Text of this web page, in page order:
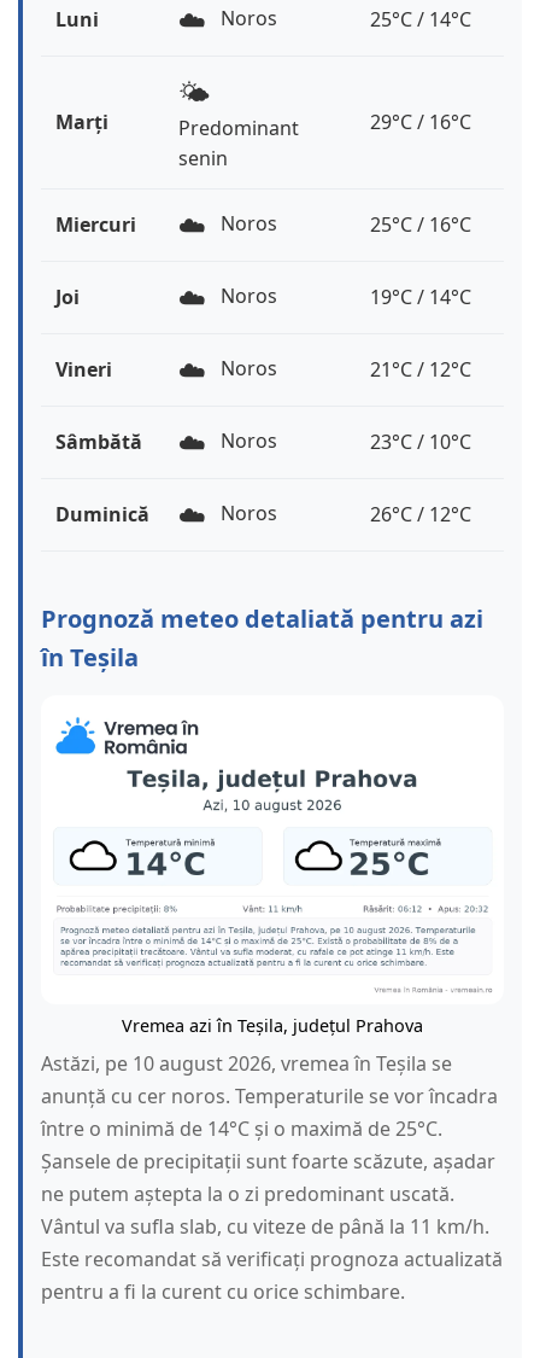
Luni ☁️ Noros 25°C / 14°C
Marți
🌤️
Predominant
senin
29°C / 16°C
Miercuri ☁️ Noros 25°C / 16°C
Joi ☁️ Noros 19°C / 14°C
Vineri ☁️ Noros 21°C / 12°C
Sâmbătă ☁️ Noros 23°C / 10°C
Duminică ☁️ Noros 26°C / 12°C
Prognoză meteo detaliată pentru azi
în Teșila
Vremea azi în Teșila, județul Prahova
Astăzi, pe 10 august 2026, vremea în Teșila se
anunță cu cer noros. Temperaturile se vor încadra
între o minimă de 14°C și o maximă de 25°C.
Șansele de precipitații sunt foarte scăzute, așadar
ne putem aștepta la o zi predominant uscată.
Vântul va sufla slab, cu viteze de până la 11 km/h.
Este recomandat să verificați prognoza actualizată
pentru a fi la curent cu orice schimbare.